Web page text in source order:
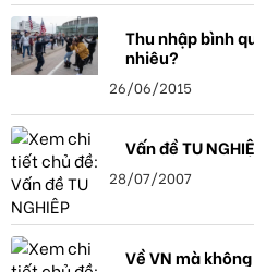
Thu nhập bình
nhiêu?
26/06/2015
Vấn đề TU
28/07/2007
Về VN mà